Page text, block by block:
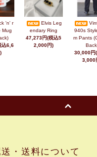
'n' r
Mug
込6,6
Elvis Leg
endary Ring
47,273円(税込5
2,000円)
940s
m Pants
30,000円
3,000
・送料について